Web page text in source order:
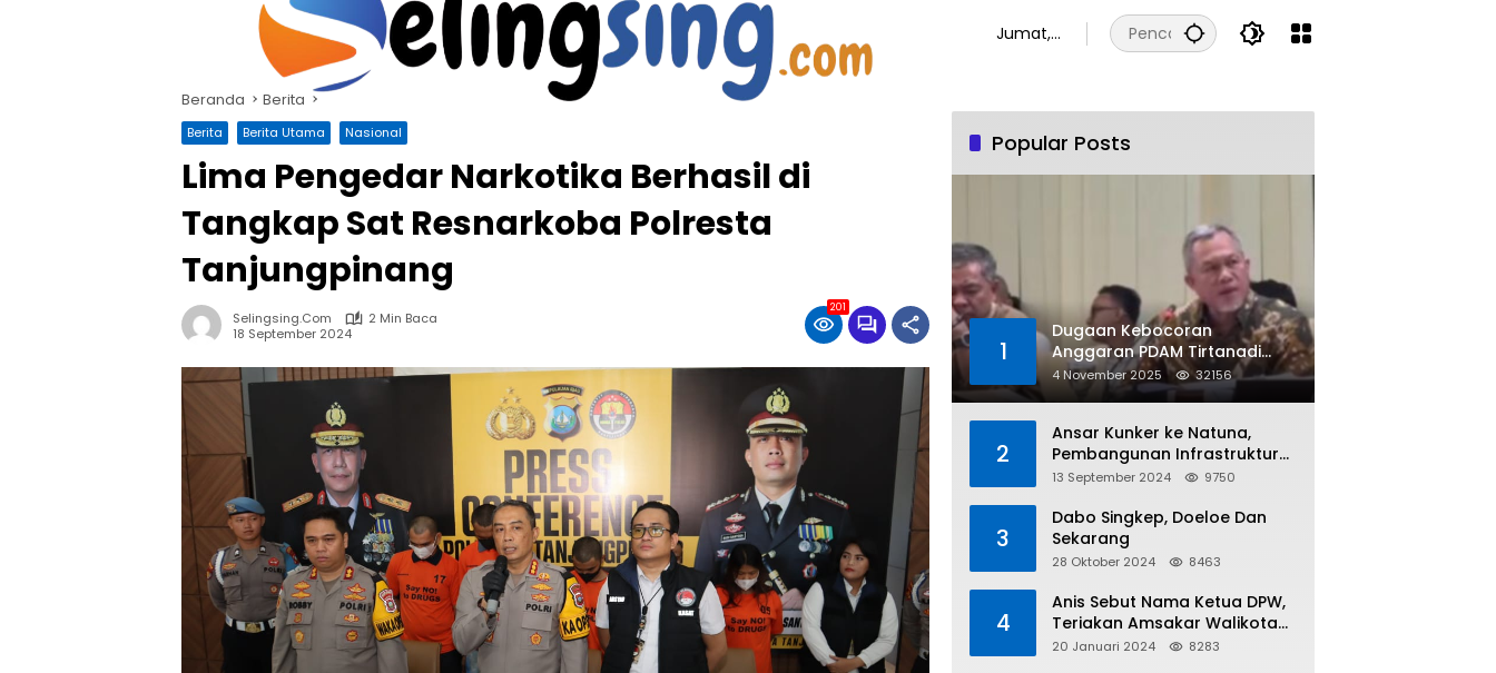
Jumat,
Beranda Berita
Berita Berita Utama Nasional
Lima Pengedar Narkotika Berhasil di
Tangkap Sat Resnarkoba Polresta
Tanjungpinang
Selingsing.com
2 Min Baca
18 September 2024
201
Popular Posts
1
Dugaan Kebocoran
Anggaran PDAM Tirtanadi
Rp450 Miliar Per Tahun Tuai
Kritikan
4 November 2025 32156
2
Ansar Kunker ke Natuna,
Pembangunan Infrastruktur
dan Bantuan Sosial
Tiga
13 September 2024 9750
3
Dabo Singkep, Doeloe Dan
Sekarang
28 Oktober 2024 8463
4
Anis Sebut Nama Ketua DPW,
Teriakan Amsakar Walikota
Batam Menggema
20 Januari 2024 8283